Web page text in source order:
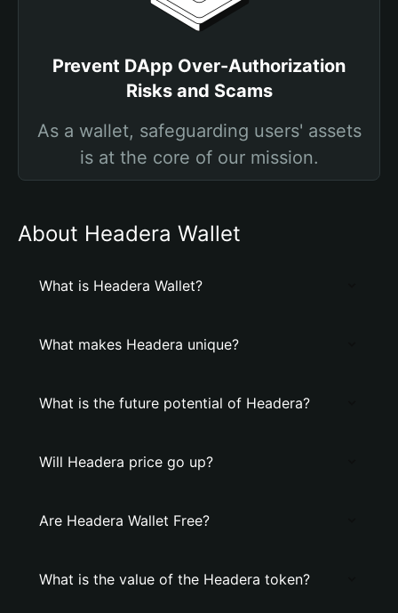
Prevent DApp Over-Authorization
Risks and Scams
As a wallet, safeguarding users' assets
is at the core of our mission.
About Headera Wallet
What is Headera Wallet?
What makes Headera unique?
What is the future potential of Headera?
Will Headera price go up?
Are Headera Wallet Free?
What is the value of the Headera token?